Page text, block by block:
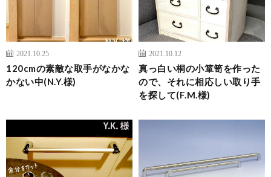
2021.10.25
120cmの素敵な取手がなかな
かない中(N.Y.様)
2021.10.12
真っ白い桐の小箪笥を作った
ので、それに相応しい取り手
を探して(F.M.様)